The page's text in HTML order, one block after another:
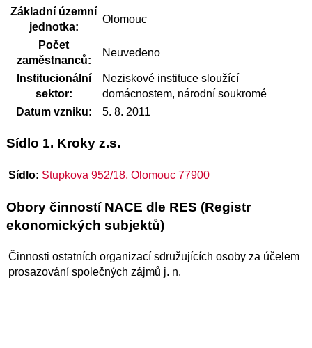
Základní územní
jednotka:
Olomouc
Počet
zaměstnanců:
Neuvedeno
Institucionální
sektor:
Neziskové instituce sloužící
domácnostem, národní soukromé
Datum vzniku:
5. 8. 2011
Sídlo 1. Kroky z.s.
Sídlo: Stupkova 952/18, Olomouc 77900
Obory činností NACE dle RES (Registr
ekonomických subjektů)
Činnosti ostatních organizací sdružujících osoby za účelem
prosazování společných zájmů j. n.